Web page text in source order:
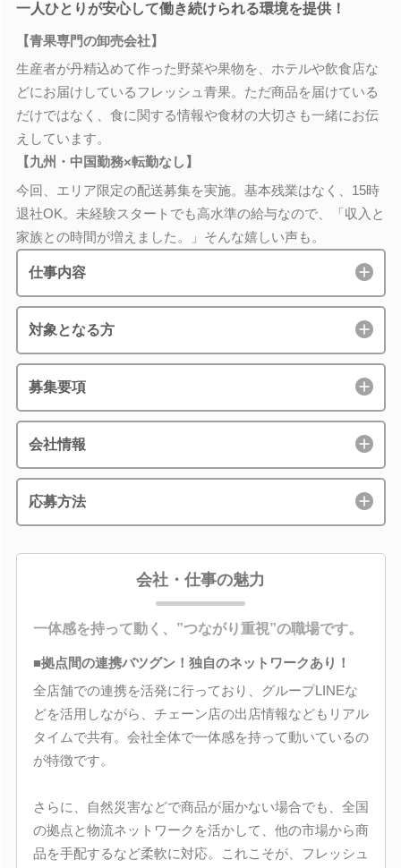
一人ひとりが安心して働き続けられる環境を提供！
【青果専門の卸売会社】
生産者が丹精込めて作った野菜や果物を、ホテルや飲食店な
どにお届けしているフレッシュ青果。ただ商品を届けている
だけではなく、食に関する情報や食材の大切さも一緒にお伝
えしています。
【九州・中国勤務×転勤なし】
今回、エリア限定の配送募集を実施。基本残業はなく、15時
退社OK。未経験スタートでも高水準の給与なので、「収入と
家族との時間が増えました。」そんな嬉しい声も。
仕事内容
対象となる方
募集要項
会社情報
応募方法
会社・仕事の魅力
一体感を持って動く、”つながり重視”の職場です。
■拠点間の連携バツグン！独自のネットワークあり！
全店舗での連携を活発に行っており、グループLINEな
どを活用しながら、チェーン店の出店情報などもリアル
タイムで共有。会社全体で一体感を持って動いているの
が特徴です。
さらに、自然災害などで商品が届かない場合でも、全国
の拠点と物流ネットワークを活かして、他の市場から商
品を手配するなど柔軟に対応。これこそが、フレッシュ